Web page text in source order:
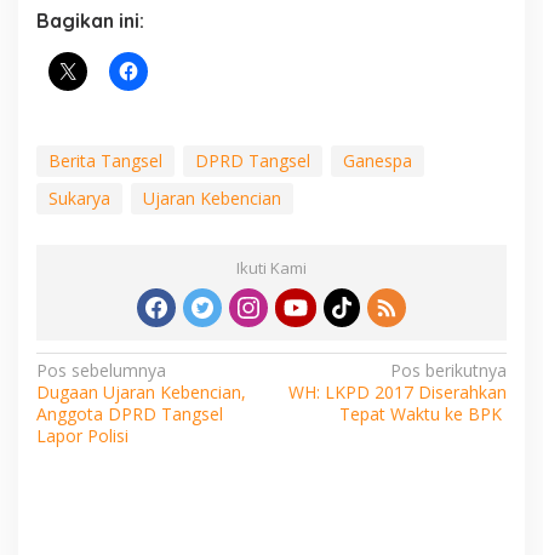
Bagikan ini:
Berita Tangsel DPRD Tangsel
Ganespa
Sukarya
Ujaran Kebencian
Ikuti Kami
Navigasi
pos
Pos sebelumnya
Dugaan Ujaran Kebencian,
Anggota DPRD Tangsel
Lapor Polisi
Pos berikutnya
WH: LKPD 2017 Diserahkan
Tepat Waktu ke BPK